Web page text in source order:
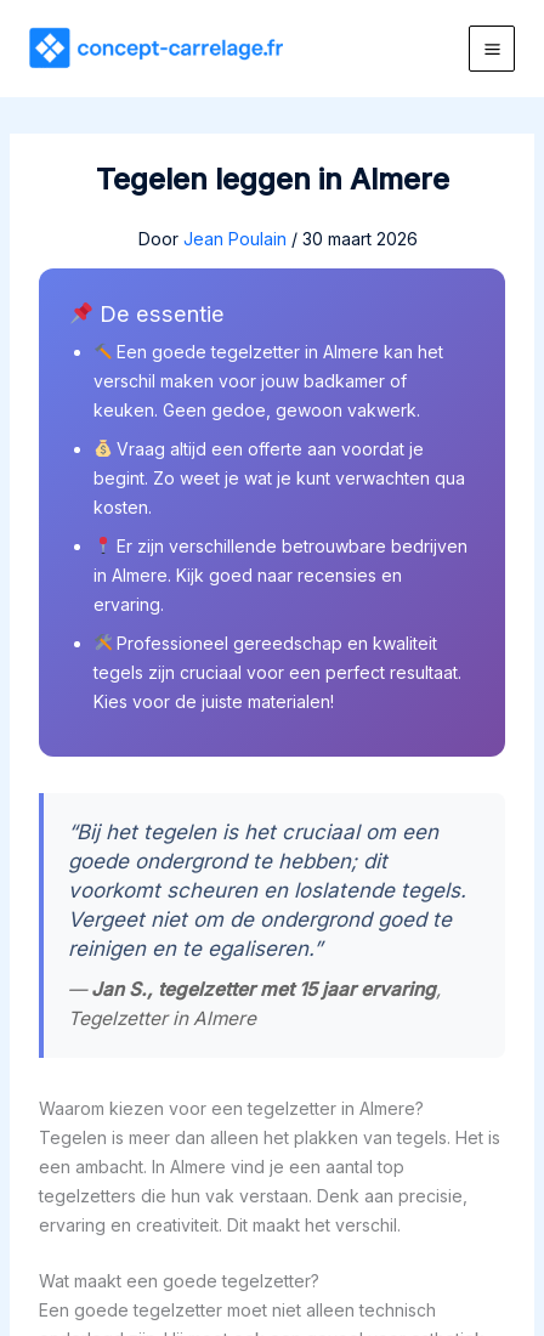
Tegelen leggen in Almere
Door Jean Poulain / 30 maart 2026
De essentie
Een goede tegelzetter in Almere kan het
verschil maken voor jouw badkamer of
keuken. Geen gedoe, gewoon vakwerk.
Vraag altijd een offerte aan voordat je
begint. Zo weet je wat je kunt verwachten qua
kosten.
Er zijn verschillende betrouwbare bedrijven
in Almere. Kijk goed naar recensies en
ervaring.
Professioneel gereedschap en kwaliteit
tegels zijn cruciaal voor een perfect resultaat.
Kies voor de juiste materialen!
“Bij het tegelen is het cruciaal om een
goede ondergrond te hebben; dit
voorkomt scheuren en loslatende tegels.
Vergeet niet om de ondergrond goed te
reinigen en te egaliseren.”
—Jan S., tegelzetter met 15 jaar ervaring,
Tegelzetter in Almere
Waarom kiezen voor een tegelzetter in Almere?
Tegelen is meer dan alleen het plakken van tegels. Het is
een ambacht. In Almere vind je een aantal top
tegelzetters die hun vak verstaan. Denk aan precisie,
ervaring en creativiteit. Dit maakt het verschil.
Wat maakt een goede tegelzetter?
Een goede tegelzetter moet niet alleen technisch